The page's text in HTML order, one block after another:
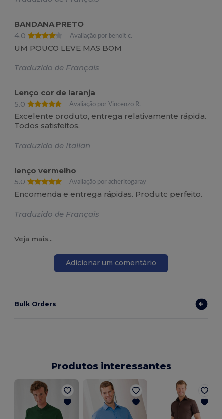
BANDANA PRETO
4.0
Avaliação por benoit c.
UM POUCO LEVE MAS BOM
Traduzido de Français
Lenço cor de laranja
5.0
Avaliação por Vincenzo R.
Excelente produto, entrega relativamente rápida.
Todos satisfeitos.
Traduzido de Italian
lenço vermelho
5.0
Avaliação por acheritogaray
Encomenda e entrega rápidas. Produto perfeito.
Traduzido de Français
Veja mais...
Adicionar um comentário
Bulk Orders
Produtos interessantes